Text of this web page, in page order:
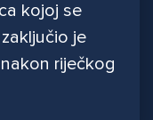
kojoj se
je
riječkog